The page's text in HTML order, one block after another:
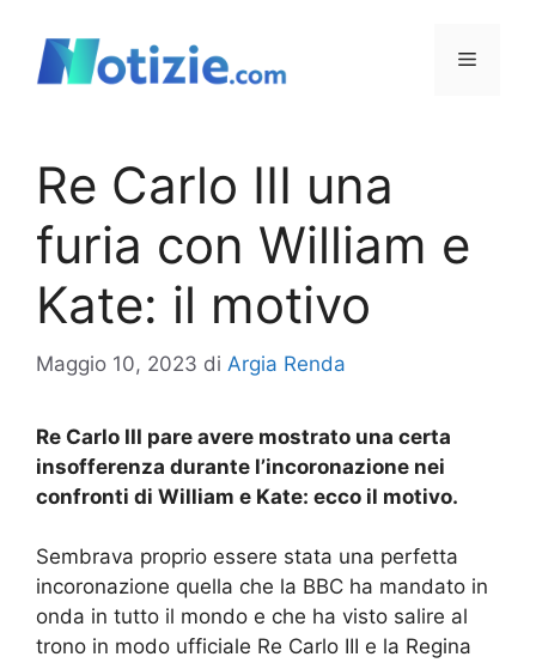
contenuto
Menu
Re Carlo III una
furia con William e
Kate: il motivo
Maggio 10, 2023 di Argia Renda
Re Carlo III pare avere mostrato una certa
insofferenza durante l’incoronazione nei
confronti di William e Kate: ecco il motivo.
Sembrava proprio essere stata una perfetta
incoronazione quella che la BBC ha mandato in
onda in tutto il mondo e che ha visto salire al
trono in modo ufficiale Re Carlo III e la Regina